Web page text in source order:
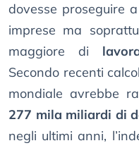
dovesse proseguire
imprese ma
maggiore di
Secondo recenti
mondiale avrebbe
277 mila miliardi di
negli ultimi anni,